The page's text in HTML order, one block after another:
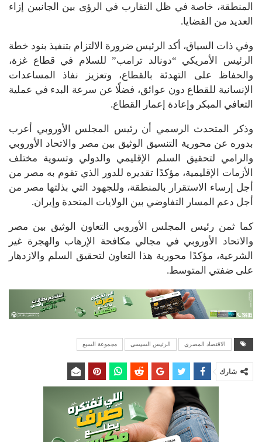
المنطقة، خاصة في ظل التقارب في الرؤى بين الجانبين إزاء
العديد من القضايا.
وفي ذات السياق، أكد الرئيس ضرورة الالتزام بتنفيذ بنود خطة
الرئيس الأمريكي “دونالد ترامب” للسلام في قطاع غزة،
والحفاظ على التهدئة بالقطاع، وتعزيز نفاذ المساعدات
الإنسانية للقطاع دون عوائق، فضلًا عن سرعة البدء في عملية
التعافي المبكر وإعادة إعمار القطاع.
وذكر المتحدث الرسمي أن رئيس المجلس الأوروبي أعرب
بدوره عن محورية التنسيق الوثيق بين مصر والاتحاد الأوروبي
والرامي لتحقيق السلم الإقليمي والدولي وتسوية مختلف
الأزمات الإقليمية، مؤكدًا تقديره للدور الذي تقوم به مصر من
أجل إرساء الاستقرار بالمنطقة، وللجهود التي بذلتها مصر من
أجل دعم المسار التفاوضي بين الولايات المتحدة وإيران.
كما ثمن رئيس المجلس الأوروبي التعاون الوثيق بين مصر
والاتحاد الأوروبي في مجالي مكافحة الإرهاب والهجرة غير
الشرعية، مؤكدًا محورية هذا التعاون لتحقيق السلم والازدهار
على ضفتي المتوسط.
الاقتصاد المصري الرئيس السيسي مجموعة السبع
شارك